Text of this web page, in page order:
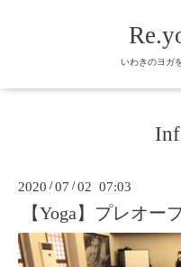
いわきのヨガ
2020 /07 /02 07:03
【Yoga】プレオー